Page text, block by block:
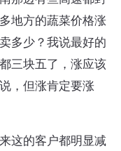
地方的蔬菜价格涨
多少？我说最好的
三块五了，涨应该
，但涨肯定要涨
这的客户都明显减